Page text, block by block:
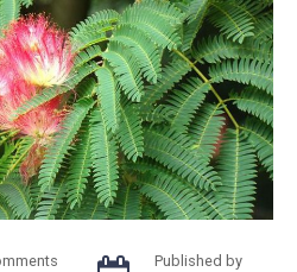
Published by